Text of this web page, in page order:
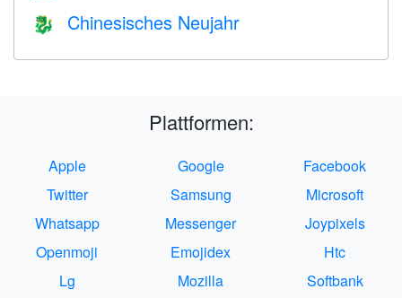
🐉 Chinesisches Neujahr
Plattformen:
Apple Google
Facebook
Twitter
Samsung
Microsoft
Whatsapp
Messenger
Joypixels
Openmoji
Emojidex
Htc
Lg
Mozilla
Softbank